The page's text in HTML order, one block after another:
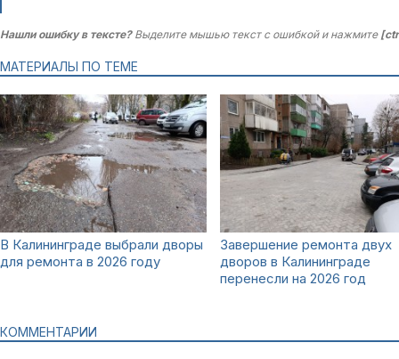
Нашли ошибку в тексте?Выделите мышью текст с ошибкой и нажмите
МАТЕРИАЛЫ ПО ТЕМЕ
В Калининграде выбрали дворы
для ремонта в 2026 году
Завершение ремонта двух
дворов в Калининграде
перенесли на 2026 год
КОММЕНТАРИИ